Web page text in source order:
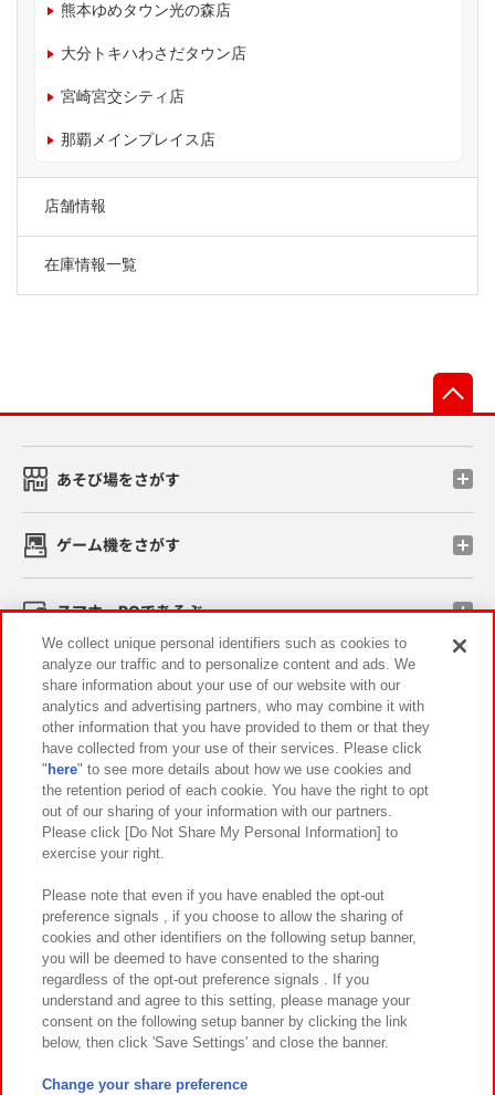
熊本ゆめタウン光の森店
大分トキハわさだタウン店
宮崎宮交シティ店
那覇メインプレイス店
店舗情報
在庫情報一覧
あそび場をさがす
ゲーム機をさがす
スマホ・PCであそぶ
イベント・キャンペーン
関連会社 サステナビリティ サイトポリシー
プライバシーポリシー ウェブアクセシビリティ方針と検証結果
お取引先さまとともに
カスタマーハラスメント対応方針 よくあるご質問・お問い合わせ
©Bandai Namco Amusement Inc.
©Bandai Namco Amusement Lab Inc.
We collect unique personal identifiers such as cookies to
analyze our traffic and to personalize content and ads. We
share information about your use of our website with our
analytics and advertising partners, who may combine it with
other information that you have provided to them or that they
have collected from your use of their services. Please click
" here" to see more details about how we use cookies and
the retention period of each cookie. You have the right to opt
out of our sharing of your information with our partners.
Please click [Do Not Share My Personal Information] to
exercise your right.
Please note that even if you have enabled the opt-out
preference signals , if you choose to allow the sharing of
cookies and other identifiers on the following setup banner,
you will be deemed to have consented to the sharing
regardless of the opt-out preference signals . If you
understand and agree to this setting, please manage your
consent on the following setup banner by clicking the link
below, then click 'Save Settings' and close the banner.
Change your share preference